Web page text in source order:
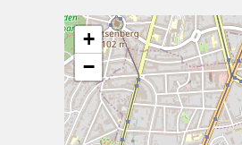
+
−